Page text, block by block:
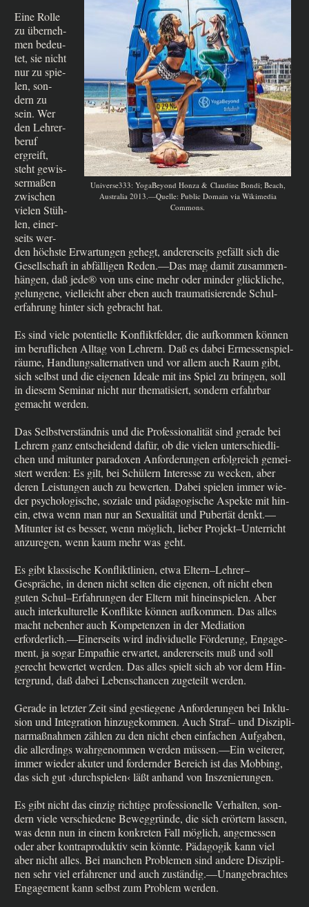
Universe333: Yoga­Bey­ond Hon­za & Clau­di­ne Bon­di; Beach,
Austra­lia 2013.—Quelle: Public Domain via Wiki­me­dia
Commons.
Eine Rol­le
zu über­neh­
men bedeu­
tet, sie nicht
nur zu spie­
len, son­
dern zu
sein. Wer
den Leh­rer­
be­ruf
ergreift,
steht gewis­
ser­ma­ßen
zwi­schen
vie­len Stüh­
len, einer­
seits wer­
den höch­ste Erwar­tun­gen gehegt, ande­rer­seits gefällt sich die
Gesell­schaft in abfäl­li­gen Reden.—Das mag damit zusam­men­
hän­gen, daß jede® von uns eine mehr oder min­der glück­li­che,
gelun­ge­ne, viel­leicht aber eben auch trau­ma­ti­sie­ren­de Schul­
erfah­rung hin­ter sich gebracht hat.
Es sind vie­le poten­ti­el­le Kon­flikt­fel­der, die auf­kom­men kön­nen
im beruf­li­chen All­tag von Leh­rern. Daß es dabei Ermes­senspiel­
räu­me, Hand­lungs­al­ter­na­ti­ven und vor allem auch Raum gibt,
sich selbst und die eige­nen Idea­le mit ins Spiel zu brin­gen, soll
in die­sem Semi­nar nicht nur the­ma­ti­siert, son­dern erfahr­bar
gemacht werden.
Das Selbst­ver­ständ­nis und die Pro­fes­sio­na­li­tät sind gera­de bei
Leh­rern ganz ent­schei­dend dafür, ob die vie­len unter­schied­li­
chen und mit­un­ter para­do­xen Anfor­de­run­gen erfolg­reich gemei­
stert wer­den: Es gilt, bei Schü­lern Inter­es­se zu wecken, aber
deren Lei­stun­gen auch zu bewer­ten. Dabei spie­len immer wie­
der psy­cho­lo­gi­sche, sozia­le und päd­ago­gi­sche Aspek­te mit hin­
ein, etwa wenn man nur an Sexua­li­tät und Puber­tät denkt.—
Mitunter ist es bes­ser, wenn mög­lich, lie­ber Projekt–Unterricht
anzu­re­gen, wenn kaum mehr was geht.
Es gibt klas­si­sche Kon­flikt­li­ni­en, etwa Eltern–Lehrer–
Gespräche, in denen nicht sel­ten die eige­nen, oft nicht eben
guten Schul–Erfahrungen der Eltern mit hin­ein­spie­len. Aber
auch inter­kul­tu­rel­le Kon­flik­te kön­nen auf­kom­men. Das alles
macht neben­her auch Kom­pe­ten­zen in der Media­ti­on
erforderlich.—Einerseits wird indi­vi­du­el­le För­de­rung, Enga­ge­
ment, ja sogar Empa­thie erwar­tet, ande­rer­seits muß und soll
gerecht bewer­tet wer­den. Das alles spielt sich ab vor dem Hin­
ter­grund, daß dabei Lebens­chan­cen zuge­teilt werden.
Gera­de in letz­ter Zeit sind gestie­ge­ne Anfor­de­run­gen bei Inklu­
si­on und Inte­gra­ti­on hin­zu­ge­kom­men. Auch Straf– und Dis­zi­pli­
nar­maß­nah­men zäh­len zu den nicht eben ein­fa­chen Auf­ga­ben,
die aller­dings wahr­ge­nom­men wer­den müssen.—Ein wei­te­rer,
immer wie­der aku­ter und for­dern­der Bereich ist das Mob­bing,
das sich gut ›durch­spie­len‹ läßt anhand von Inszenierungen.
Es gibt nicht das ein­zig rich­ti­ge pro­fes­sio­nel­le Ver­hal­ten, son­
dern vie­le ver­schie­de­ne Beweg­grün­de, die sich erör­tern las­sen,
was denn nun in einem kon­kre­ten Fall mög­lich, ange­mes­sen
oder aber kon­tra­pro­duk­tiv sein könn­te. Päd­ago­gik kann viel
aber nicht alles. Bei man­chen Pro­ble­men sind ande­re Dis­zi­pli­
nen sehr viel erfah­re­ner und auch zuständig.—Unangebrachtes
Enga­ge­ment kann selbst zum Pro­blem werden.